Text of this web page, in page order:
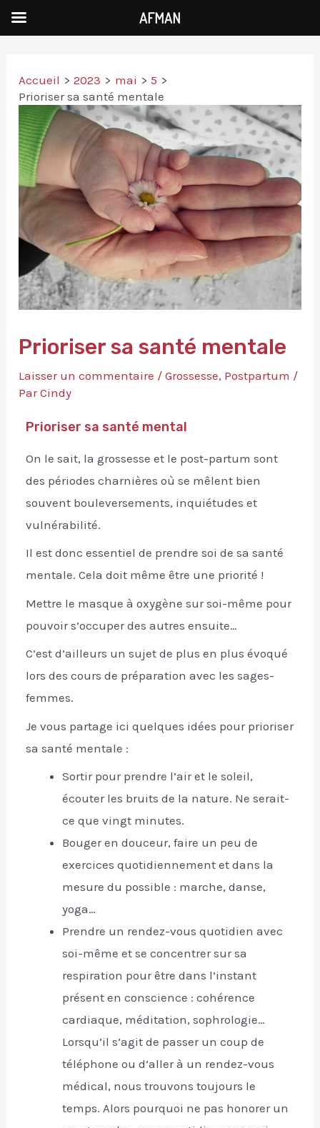
Accueil 2023 mai
5
Prioriser sa santé mentale
Prioriser sa santé mentale
Laisser un commentaire /Grossesse, Postpartum /
ParCindy
Prioriser sa santé mental
On le sait, la grossesse et le post-partum sont
des périodes charnières où se mêlent bien
souvent bouleversements, inquiétudes et
vulnérabilité.
Il est donc essentiel de prendre soi de sa santé
mentale. Cela doit même être une priorité !
Mettre le masque à oxygène sur soi-même pour
pouvoir s’occuper des autres ensuite…
C’est d’ailleurs un sujet de plus en plus évoqué
lors des cours de préparation avec les sages-
femmes.
Je vous partage ici quelques idées pour prioriser
sa santé mentale :
Sortir pour prendre l’air et le soleil,
écouter les bruits de la nature. Ne serait-
ce que vingt minutes.
Bouger en douceur, faire un peu de
exercices quotidiennement et dans la
mesure du possible : marche, danse,
yoga…
Prendre un rendez-vous quotidien avec
soi-même et se concentrer sur sa
respiration pour être dans l’instant
présent en conscience : cohérence
cardiaque, méditation, sophrologie…
Lorsqu’il s’agit de passer un coup de
téléphone ou d’aller à un rendez-vous
médical, nous trouvons toujours le
temps. Alors pourquoi ne pas honorer un
AFMAN